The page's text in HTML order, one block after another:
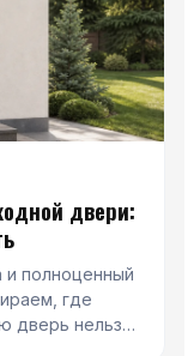
двери:
и полноценный
где
дверь нельзя